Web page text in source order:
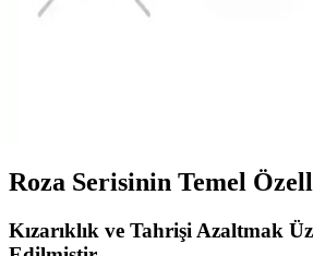
BEE'O Ballı El Kremi: Doğal ve
Roza Serisinin Temel
Kızarıklık ve Tahrişi Azaltmak